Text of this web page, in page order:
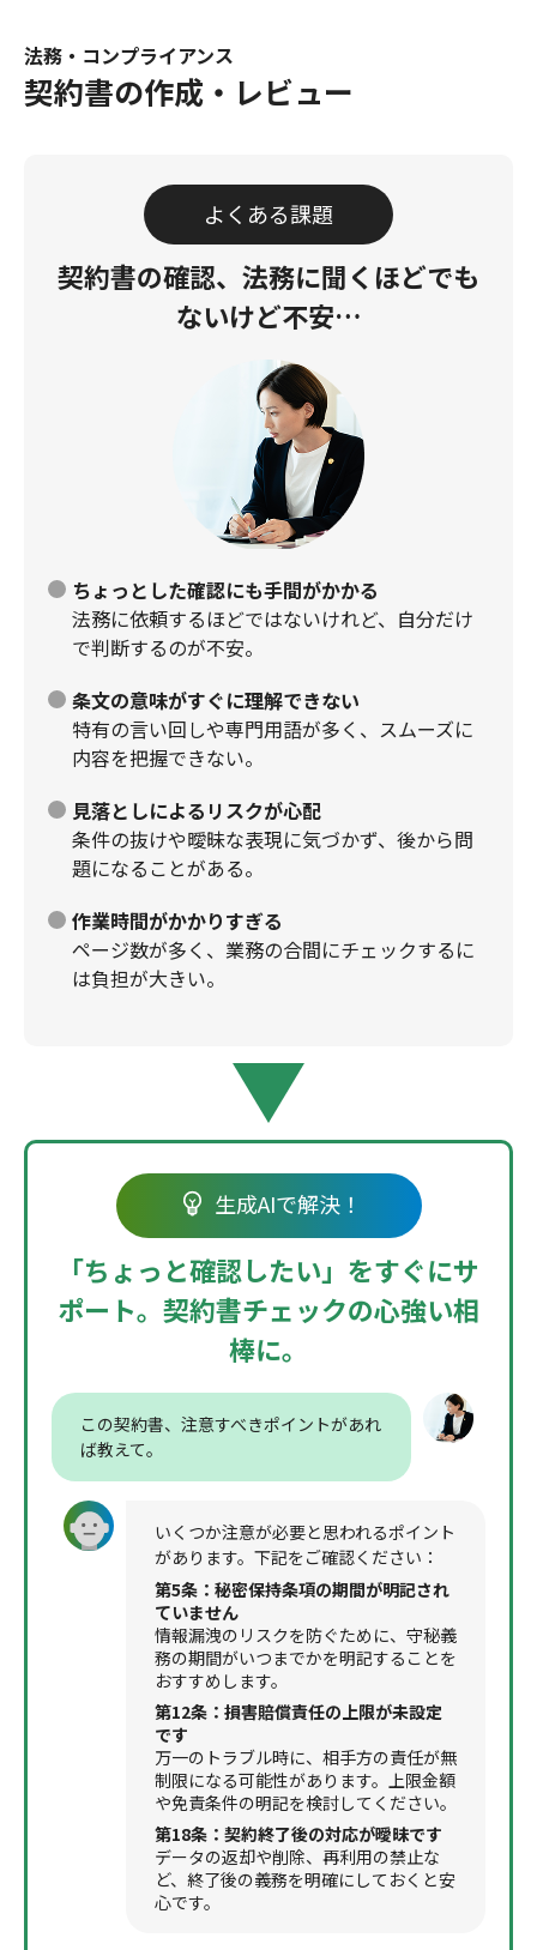
法務・コンプライアンス
契約書の作成・レビュー
よくある課題
契約書の確認、法務に聞くほどでも
ないけど不安…
ちょっとした確認にも手間がかかる
法務に依頼するほどではないけれど、自分だけ
で判断するのが不安。
条文の意味がすぐに理解できない
特有の言い回しや専門用語が多く、スムーズに
内容を把握できない。
見落としによるリスクが心配
条件の抜けや曖昧な表現に気づかず、後から問
題になることがある。
作業時間がかかりすぎる
ページ数が多く、業務の合間にチェックするに
は負担が大きい。
生成AIで解決！
「ちょっと確認したい」をすぐにサ
ポート。 契約書チェックの心強い相
棒に。
この契約書、注意すべきポイントがあれ
ば教えて。
いくつか注意が必要と思われるポイント
があります。下記をご確認ください：
第5条：秘密保持条項の期間が明記され
ていません
情報漏洩のリスクを防ぐために、守秘義
務の期間がいつまでかを明記することを
おすすめします。
第12条：損害賠償責任の上限が未設定
です
万一のトラブル時に、相手方の責任が無
制限になる可能性があります。上限金額
や免責条件の明記を検討してください。
第18条：契約終了後の対応が曖昧です
データの返却や削除、再利用の禁止な
ど、終了後の義務を明確にしておくと安
心です。